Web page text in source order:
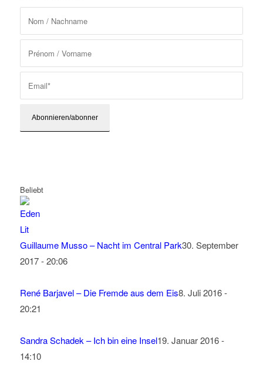
Beliebt
Guillaume Musso – Nacht im Central Park30. September
2017 - 20:06
René Barjavel – Die Fremde aus dem Eis8. Juli 2016 -
20:21
Sandra Schadek – Ich bin eine Insel19. Januar 2016 -
14:10